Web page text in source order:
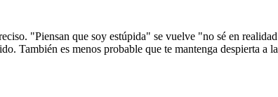
"Piensan que soy estúpida" se vuelve "no sé en
También es menos probable que te mantenga despierta